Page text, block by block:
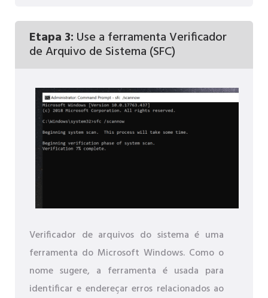
Etapa 3: Use a ferramenta Verificador
de Arquivo de Sistema (SFC)
Verificador de arquivos do sistema é uma
ferramenta do Microsoft Windows. Como o
nome sugere, a ferramenta é usada para
identificar e endereçar erros relacionados ao